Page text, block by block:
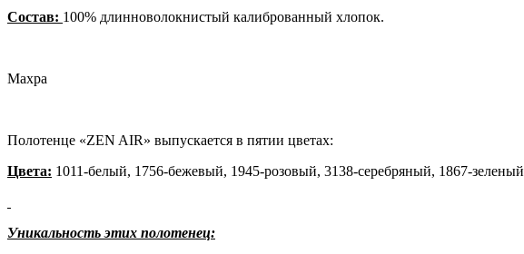
Состав: 100% длинноволокнистый калиброванный хлопок.
Махра
Полотенце «ZEN AIR» выпускается в пятии цветах:
Цвета: 1011-белый, 1756-бежевый, 1945-розовый, 3138-серебряный, 1867-зеленый
Уникальность этих полотенец: